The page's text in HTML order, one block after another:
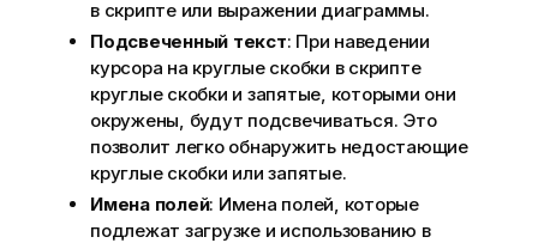
в скрипте или выражении диаграммы.
Подсвеченный текст: При наведении
курсора на круглые скобки в скрипте
круглые скобки и запятые, которыми они
окружены, будут подсвечиваться. Это
позволит легко обнаружить недостающие
круглые скобки или запятые.
Имена полей: Имена полей, которые
подлежат загрузке и использованию в